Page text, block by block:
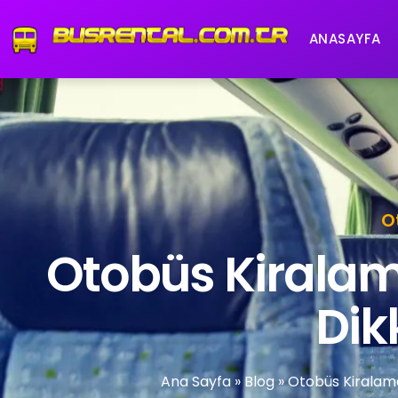
ANASAYFA
Otobüs
Ana Sayfa»Blog »Otobüs